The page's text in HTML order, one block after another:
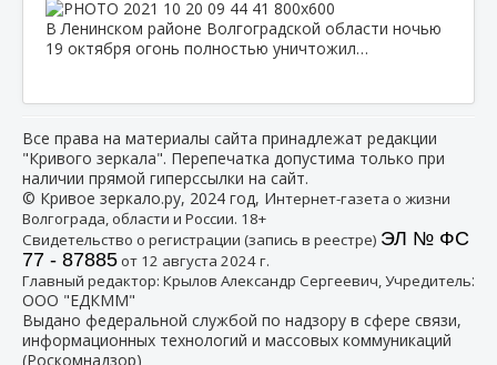
В Ленинском районе Волгоградской области ночью
19 октября огонь полностью уничтожил…
Все права на материалы сайта принадлежат редакции
"Кривого зеркала". Перепечатка допустима только при
наличии прямой гиперссылки на сайт.
© Кривое зеркало.ру, 2024 год, Интернет-газета о жизни
Волгограда, области и России. 18+
Свидетельство о регистрации (запись в реестре) ЭЛ № ФС
77 - 87885от 12 августа 2024 г.
Главный редактор: Крылов Александр Сергеевич, Учредитель:
ООО "ЕДКММ"
Выдано федеральной службой по надзору в сфере связи,
информационных технологий и массовых коммуникаций
(Роскомнадзор)